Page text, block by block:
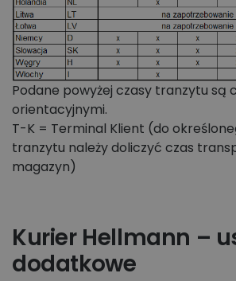
Podane powyżej czasy tranzytu są
orientacyjnymi.
T-K = Terminal Klient (do
tranzytu należy doliczyć czas
magazyn)
Kurier Hellmann –
dodatkowe